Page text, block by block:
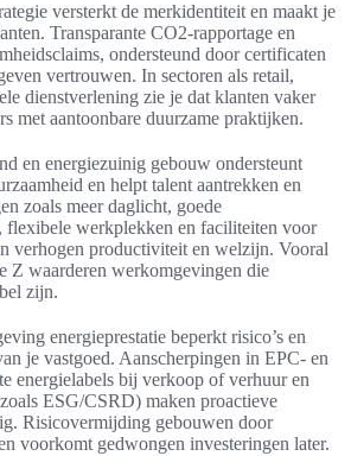
versterkt de merkidentiteit en maakt je
Transparante CO2-rapportage en
ondersteund door certificaten
vertrouwen. In sectoren als retail,
dienstverlening zie je dat klanten vaker
met aantoonbare duurzame praktijken.
en energiezuinig gebouw ondersteunt
en helpt talent aantrekken en
zoals meer daglicht, goede
flexibele werkplekken en faciliteiten voor
verhogen productiviteit en welzijn. Vooral
Z waarderen werkomgevingen die
zijn.
energieprestatie beperkt risico’s en
je vastgoed. Aanscherpingen in EPC- en
energielabels bij verkoop of verhuur en
ESG/CSRD) maken proactieve
Risicovermijding gebouwen door
voorkomt gedwongen investeringen later.